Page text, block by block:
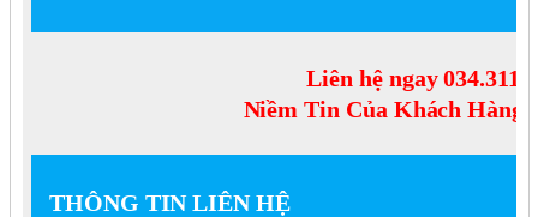
Liên hệ ngay
Niềm Tin Của Khách Hàng
THÔNG TIN LIÊN HỆ